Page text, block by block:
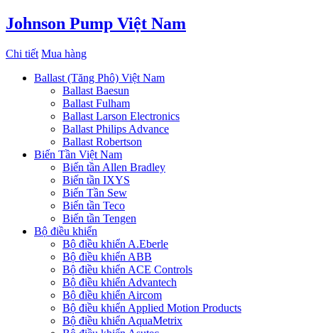
Johnson Pump Việt Nam
Chi tiết Mua hàng
Ballast (Tăng Phô) Việt Nam
Ballast Baesun
Ballast Fulham
Ballast Larson Electronics
Ballast Philips Advance
Ballast Robertson
Biến Tần Việt Nam
Biến tần Allen Bradley
Biến tần IXYS
Biến Tần Sew
Biến tần Teco
Biến tần Tengen
Bộ điều khiển
Bộ điều khiển A.Eberle
Bộ điều khiển ABB
Bộ điều khiển ACE Controls
Bộ điều khiển Advantech
Bộ điều khiển Aircom
Bộ điều khiển Applied Motion Products
Bộ điều khiển AquaMetrix